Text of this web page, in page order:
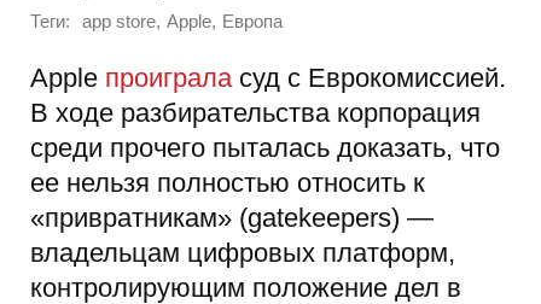
Теги: app store, Apple, Европа
Apple проиграла суд с Еврокомиссией.
В ходе разбирательства корпорация
среди прочего пыталась доказать, что
ее нельзя полностью относить к
«привратникам» (gatekeepers) —
владельцам цифровых платформ,
контролирующим положение дел в